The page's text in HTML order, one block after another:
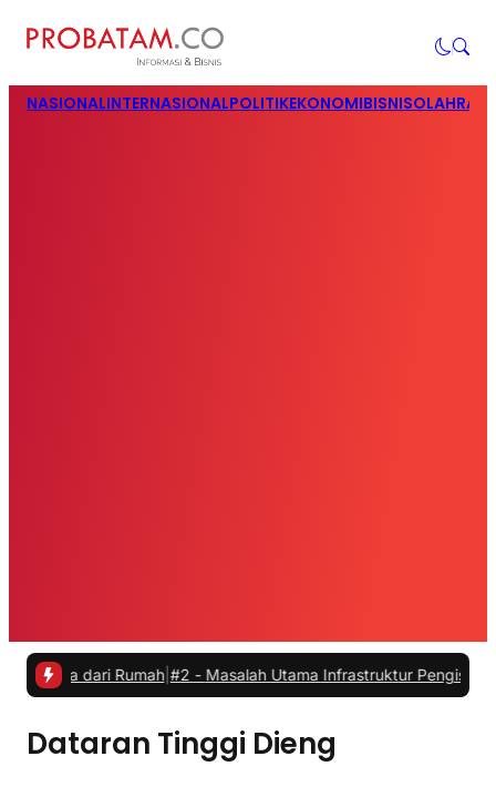
NASIONALINTERNASIONALPOLITIKEKONOMIBISNIS
dari Rumah| #2 -Masalah Utama Infrastruktur Pengisian Daya
Dataran Tinggi Dieng